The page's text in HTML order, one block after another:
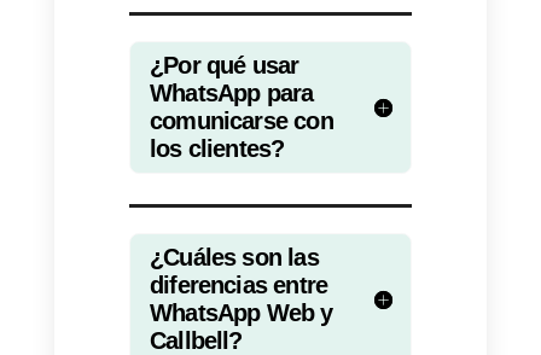
en una única interfaz web
permitiendo la integración,
además de WhatsApp, también
de Facebook Messenger, de
Instagram Direct y de Telegram.
Similar a servicios como